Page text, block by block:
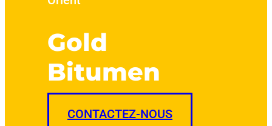
Gold
Bitumen
CONTACTEZ-NOUS